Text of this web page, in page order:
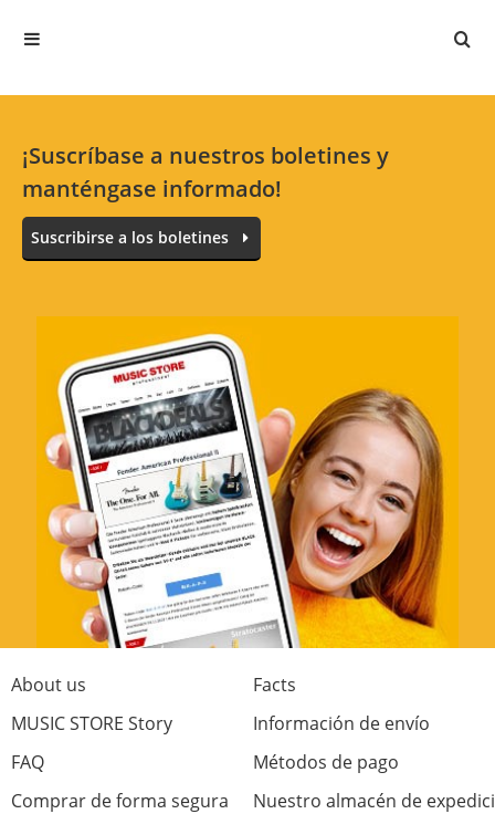
1 Estrellas
0 Clientes
Todos los idiomas
Really interesting device
Revisión de:OV en16.9.19
It's pretty cool to have another dimension of
the studio and actually feel the music. Highly
recommended for electronic music
producers, especially if you can't place a sub-
woofer in your studio.
Equipos
Artesanía
Operación
Precio/Rendimiento
¡Suscríbase a nuestros boletines y
manténgase informado!
Suscribirse a los boletines
About us
Facts
MUSIC STORE Story
Información de envío
FAQ
Métodos de pago
Comprar de forma segura
Nuestro almacén de expedici